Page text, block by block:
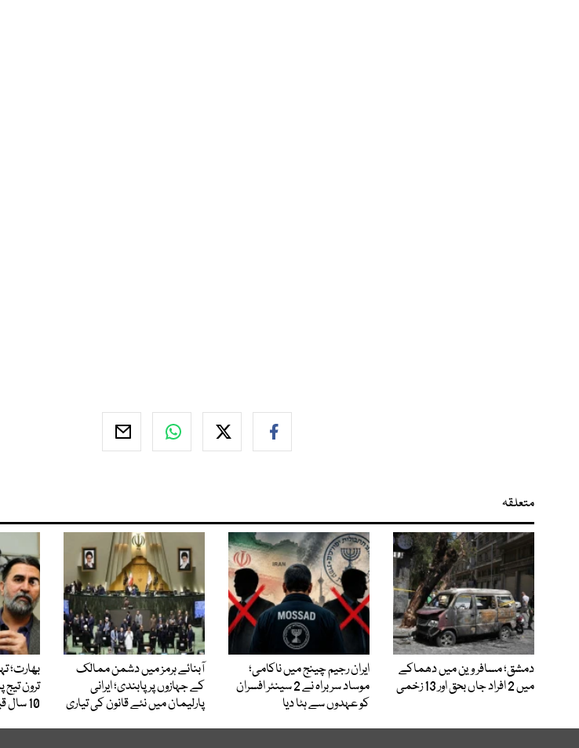
متعلقہ
دمشق؛ مسافر وین میں دھماکے
میں 2 افراد جاں بحق اور 13 زخمی
ایران رجیم چینج میں ناکامی؛
موساد سربراہ نے 2 سینئر افسران
کو عہدوں سے ہٹا دیا
آبنائے ہرمز میں دشمن ممالک
کے جہازوں پر پابندی؛ ایرانی
پارلیمان میں نئے قانون کی تیاری
بھارت؛
ترون
10 سال قید کی سزا